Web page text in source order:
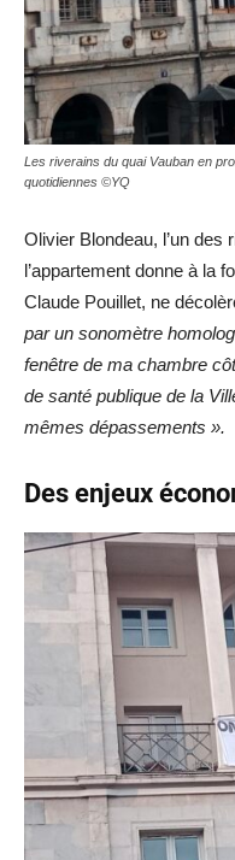
Les riverains du quai Vauban en
quotidiennes ©YQ
Olivier Blondeau, l’un
l’appartement donne à la
Claude Pouillet, ne
par un sonomètre
fenêtre de ma chambre
de santé publique de la
mêmes dépassements ».
Des enjeux